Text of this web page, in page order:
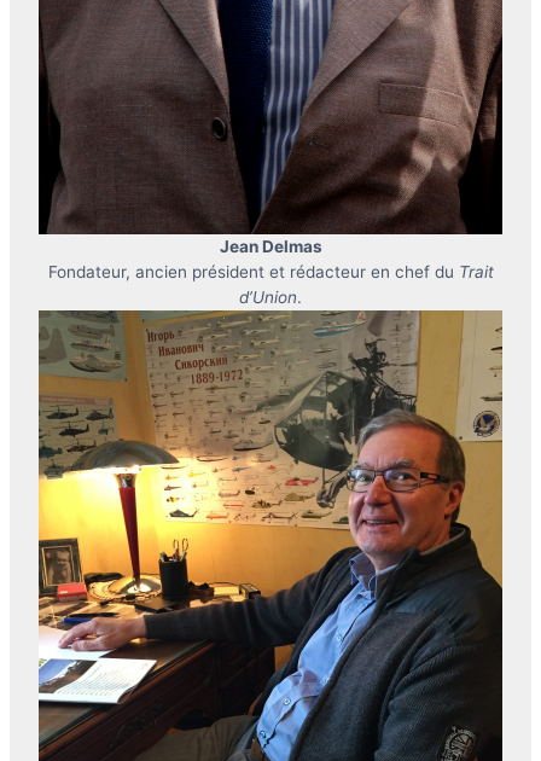
Jean Delmas
Fondateur, ancien président et rédacteur en chef du Trait
d’Union.